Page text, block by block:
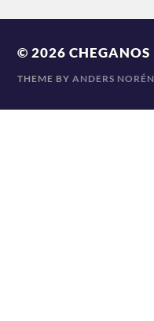
© 2026CHEGANOS
THEME BYANDERS NORÉN